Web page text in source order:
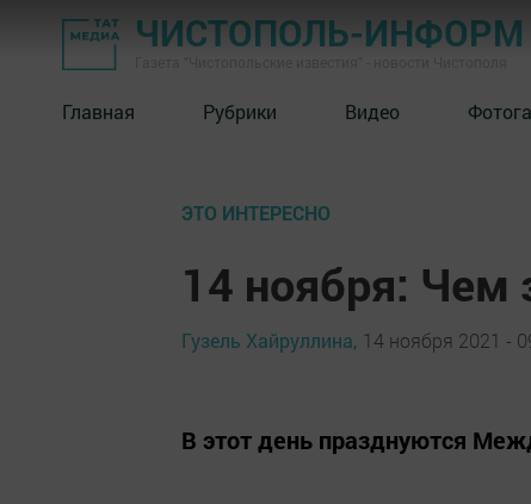
ЧИСТОПОЛЬ-ИНФОРМ
Главная Рубрики Видео
ЭТО ИНТЕРЕСНО
14 ноября: Чем
Гузель Хайруллина, 14 ноября 2021 -
В этот день празднуются